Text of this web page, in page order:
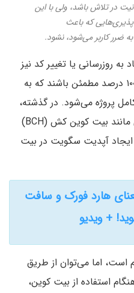
در تلاش باشد، ولی با این
که باعث
ضرر کاربر می‌شود، نشود.
روزرسانی یا تغییر کد نیز
صادق باشد و کاربران نمی‌توانند ۱۰۰ درصد مطمئن باشند که به
پروژه می‌شود. در گذشته،
این امر منجر به ایجاد فورک‌هایی مانند بیت کوین کش (BCH)
آپدیت سگویت در بیت
هارد فورک و سافت
+ ویدیو
است، اما می‌توان از طریق
استفاده از بیت کوین،